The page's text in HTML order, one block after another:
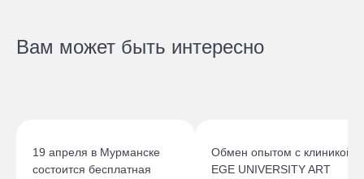
Вам может быть интересно
19 апреля в Мурманске
состоится бесплатная
Обмен опытом с клиникой
EGE UNIVERSITY ART